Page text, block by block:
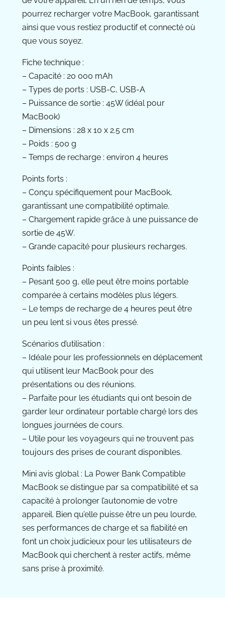
pourrez recharger votre MacBook, garantissant
ainsi que vous restiez productif et connecté où
que vous soyez.
Fiche technique :
– Capacité : 20 000 mAh
– Types de ports : USB-C, USB-A
– Puissance de sortie : 45W (idéal pour
MacBook)
– Dimensions : 28 x 10 x 2.5 cm
– Poids : 500 g
– Temps de recharge : environ 4 heures
Points forts :
– Conçu spécifiquement pour MacBook,
garantissant une compatibilité optimale.
– Chargement rapide grâce à une puissance de
sortie de 45W.
– Grande capacité pour plusieurs recharges.
Points faibles :
– Pesant 500 g, elle peut être moins portable
comparée à certains modèles plus légers.
– Le temps de recharge de 4 heures peut être
un peu lent si vous êtes pressé.
Scénarios d’utilisation :
– Idéale pour les professionnels en déplacement
qui utilisent leur MacBook pour des
présentations ou des réunions.
– Parfaite pour les étudiants qui ont besoin de
garder leur ordinateur portable chargé lors des
longues journées de cours.
– Utile pour les voyageurs qui ne trouvent pas
toujours des prises de courant disponibles.
Mini avis global : La Power Bank Compatible
MacBook se distingue par sa compatibilité et sa
capacité à prolonger l’autonomie de votre
appareil. Bien qu’elle puisse être un peu lourde,
ses performances de charge et sa fiabilité en
font un choix judicieux pour les utilisateurs de
MacBook qui cherchent à rester actifs, même
sans prise à proximité.